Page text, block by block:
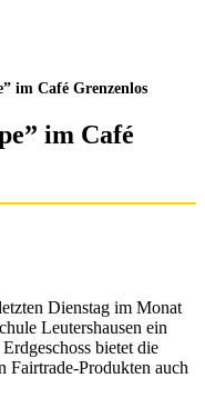
im Café Grenzenlos
im Café
Dienstag im Monat
Leutershausen ein
bietet die
Fairtrade-Produkten auch